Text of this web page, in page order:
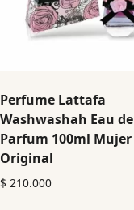
Perfume Lattafa
Washwashah Eau de
Parfum 100ml Mujer
Original
$ 210.000